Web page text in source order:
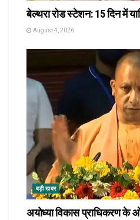
बेल्थरा रोड स्टेशन: 15 दिन में
August 4, 2026
बड़ी खबर
अयोध्या विकास प्राधिकरण के